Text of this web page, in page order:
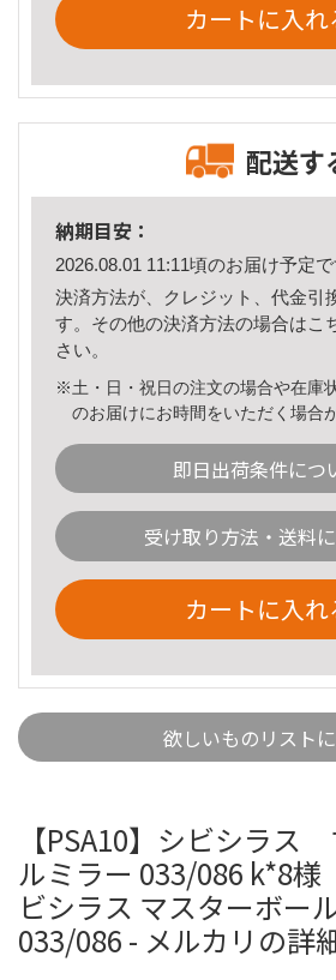
カートに入れ
配送す
納期目安：
2026.08.01 11:11頃のお届け予定で
決済方法が、クレジット、代金引
す。その他の決済方法の場合はこ
さい。
※土・日・祝日の注文の場合や在庫
のお届けにお時間をいただく場合
即日出荷条件につ
受け取り方法・送料
カートに入れ
欲しいものリスト
【PSA10】シビシラス
ルミラー 033/086 k*8様
ビシラス マスターボー
033/086 - メルカリの詳